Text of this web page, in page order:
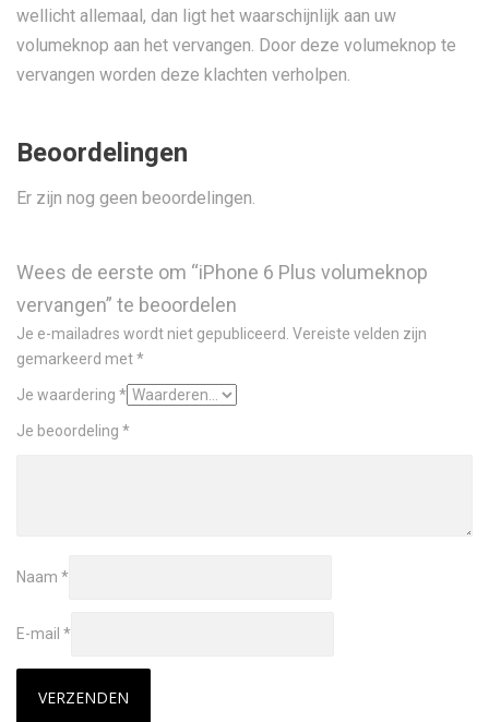
wellicht allemaal, dan ligt het waarschijnlijk aan uw
volumeknop aan het vervangen. Door deze volumeknop te
vervangen worden deze klachten verholpen.
Beoordelingen
Er zijn nog geen beoordelingen.
Wees de eerste om “iPhone 6 Plus volumeknop
vervangen” te beoordelen
Je e-mailadres wordt niet gepubliceerd. Vereiste velden zijn
gemarkeerd met*
Je waardering *
Je beoordeling *
Naam *
E-mail *